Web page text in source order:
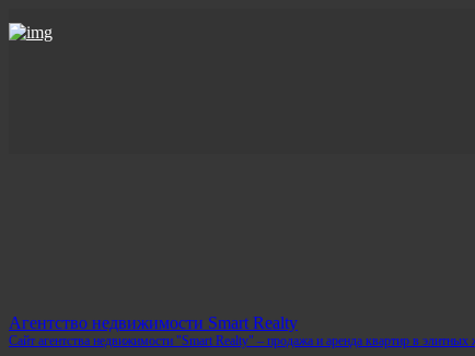
Агентство недвижимости Smart Realty
Сайт агентства недвижимости "Smart Realty" – продажа и аренда квартир в